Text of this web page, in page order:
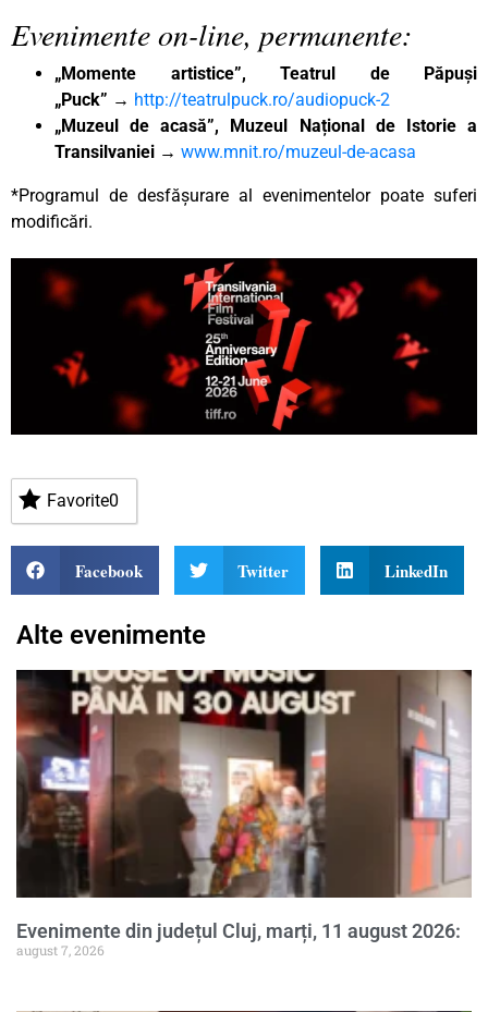
Evenimente on-line, permanente:
„Momente artistice”, Teatrul de Păpuși
„Puck” → http://teatrulpuck.ro/audiopuck-2
„Muzeul de acasă”, Muzeul Național de Istorie a
Transilvaniei → www.mnit.ro/muzeul-de-acasa
*Programul de desfășurare al evenimentelor poate suferi
modificări.
Favorite0
Facebook Twitter LinkedIn
Alte evenimente
Evenimente din județul Cluj, marți, 11 august 2026:
august 7, 2026